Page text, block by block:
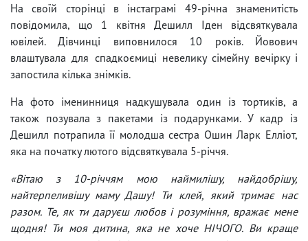
На своїй сторінці в інстаграмі 49-річна знаменитість
повідомила, що 1 квітня Дешилл Іден відсвяткувала
ювілей. Дівчинці виповнилося 10 років. Йовович
влаштувала для спадкоємиці невелику сімейну вечірку і
запостила кілька знімків.
На фото іменинниця надкушувала один із тортиків, а
також позувала з пакетами із подарунками. У кадр із
Дешилл потрапила її молодша сестра Ошин Ларк Елліот,
яка на початку лютого відсвяткувала 5-річчя.
«Вітаю з 10-річчям мою наймилішу, найдобрішу,
найтерпеливішу маму Дашу! Ти клей, який тримає нас
разом. Те, як ти даруєш любов і розуміння, вражає мене
щодня! Ти моя дитина, яка не хоче НІЧОГО. Ви краще